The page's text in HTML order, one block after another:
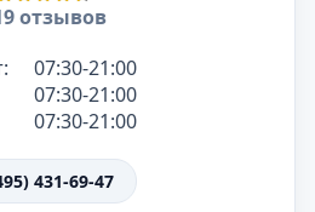
отзывов
07:30-21:00
07:30-21:00
07:30-21:00
431-69-47